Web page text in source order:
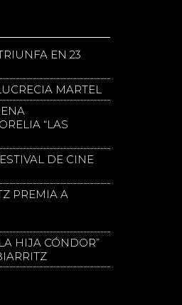
EN 23
MARTEL
“LAS
DE CINE
PREMIA A
HIJA CÓNDOR”